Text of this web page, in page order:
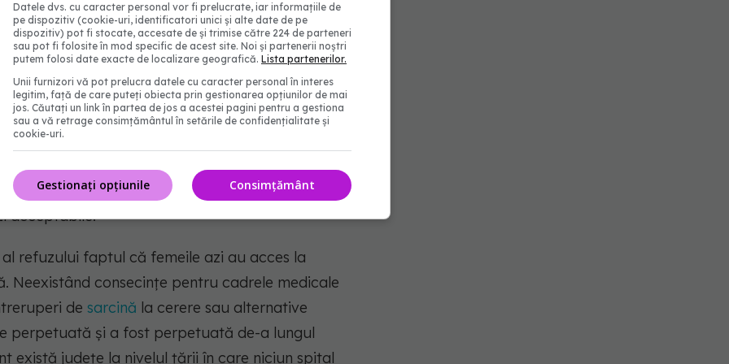
de sarcină la cerere". Motivele vin fie dinspre
argumente precum: lipsa unui spațiu
lipsa acordării sprijinului financiar
nedecontarea lui de către CNAS).
practicat în aceste timpuri, mai avansate în
e clar o impunere a convingerilor personale ale
că ar trăi într-un alt secol, cu o
acceptabile.
refuzului faptul că femeile azi au acces la
Neexistând consecințe pentru cadrele medicale
de sarcină la cerere sau alternative
perpetuată și a fost perpetuată de-a lungul
există județe la nivelul țării în care niciun spital
Datele dvs. cu caracter personal vor fi prelucrate, iar informațiile de
pe dispozitiv (cookie-uri, identificatori unici și alte date de pe
dispozitiv) pot fi stocate, accesate de și trimise către 224 de parteneri
sau pot fi folosite în mod specific de acest site. Noi și partenerii noștri
putem folosi date exacte de localizare geografică. Lista partenerilor.
Unii furnizori vă pot prelucra datele cu caracter personal în interes
legitim, față de care puteți obiecta prin gestionarea opțiunilor de mai
jos. Căutați un link în partea de jos a acestei pagini pentru a gestiona
sau a vă retrage consimțământul în setările de confidențialitate și
cookie-uri.
Consimțământ
Gestionați opțiunile